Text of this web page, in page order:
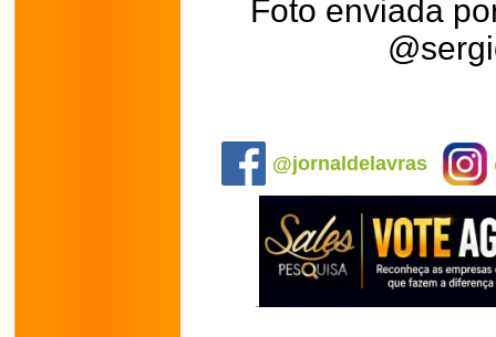
Foto enviada
@jornaldelavras